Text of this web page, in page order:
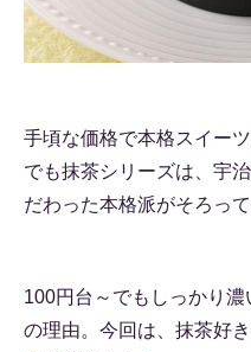
手頃な価格で本格スイー
でも抹茶シリーズは、宇
だわった本格派がそろっ
100円台～でもしっかり
の理由。今回は、抹茶好